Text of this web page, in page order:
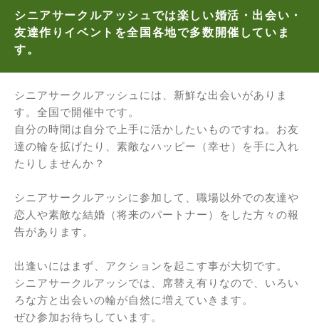
シニアサークルアッシュでは楽しい婚活・出会い・
友達作りイベントを全国各地で多数開催していま
す。
シニアサークルアッシュには、新鮮な出会いがありま
す。全国で開催中です。
自分の時間は自分で上手に活かしたいものですね。お友
達の輪を拡げたり、素敵なハッピー（幸せ）を手に入れ
たりしませんか？
シニアサークルアッシに参加して、職場以外での友達や
恋人や素敵な結婚（将来のパートナー）をした方々の報
告があります。
出逢いにはまず、アクションを起こす事が大切です。
シニアサークルアッシでは、席替え有りなので、いろい
ろな方と出会いの輪が自然に増えていきます。
ぜひ参加お待ちしています。